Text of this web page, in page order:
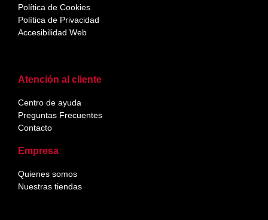
Atención al cliente
Centro de ayuda
Preguntas Frecuentes
Contacto
Empresa
Quienes somos
Nuestras tiendas
Política de Cookies
Política de Privacidad
Accesibilidad Web